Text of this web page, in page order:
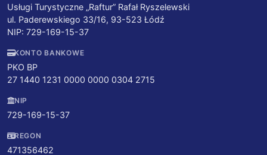
Usługi Turystyczne „Raftur” Rafał Ryszelewski
ul. Paderewskiego 33/16, 93-523 Łódź
NIP: 729-169-15-37
KONTO BANKOWE
PKO BP
27 1440 1231 0000 0000 0304 2715
NIP
729-169-15-37
REGON
471356462